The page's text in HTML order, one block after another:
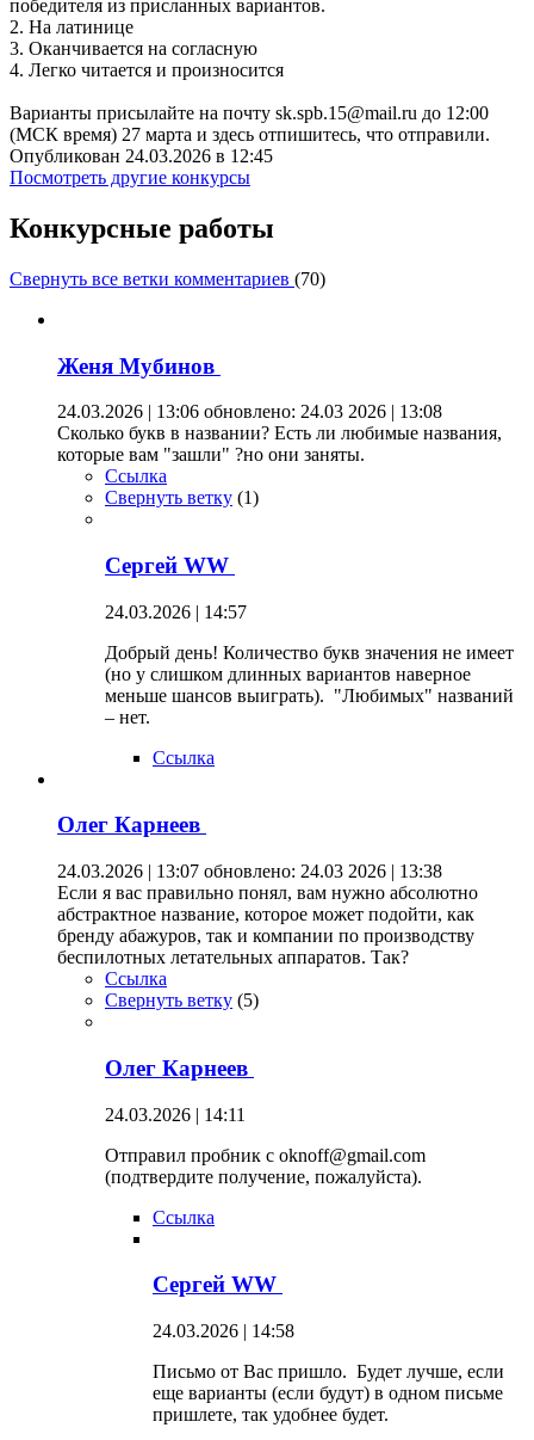
победителя из присланных вариантов.
2. На латинице
3. Оканчивается на согласную
4. Легко читается и произносится
Варианты присылайте на почту sk.spb.15@mail.ru до 12:00
(МСК время) 27 марта и здесь отпишитесь, что отправили.
Опубликован 24.03.2026 в 12:45
Посмотреть другие конкурсы
Конкурсные работы
Свернуть все ветки комментариев (70)
Женя Мубинов
24.03.2026 | 13:06 обновлено: 24.03 2026 | 13:08
Сколько букв в названии? Есть ли любимые названия,
которые вам "зашли" ?но они заняты.
Ссылка
Свернуть ветку (1)
Сергей WW
24.03.2026 | 14:57
Добрый день! Количество букв значения не имеет
(но у слишком длинных вариантов наверное
меньше шансов выиграть). "Любимых" названий
– нет.
Ссылка
Олег Карнеев
24.03.2026 | 13:07 обновлено: 24.03 2026 | 13:38
Если я вас правильно понял, вам нужно абсолютно
абстрактное название, которое может подойти, как
бренду абажуров, так и компании по производству
беспилотных летательных аппаратов. Так?
Ссылка
Свернуть ветку (5)
Олег Карнеев
24.03.2026 | 14:11
Отправил пробник с oknoff@gmail.com
(подтвердите получение, пожалуйста).
Ссылка
Сергей WW
24.03.2026 | 14:58
Письмо от Вас пришло. Будет лучше, если
еще варианты (если будут) в одном письме
пришлете, так удобнее будет.